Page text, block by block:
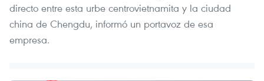
directo entre esta urbe centrovietnamita y la ciudad
china de Chengdu, informó un portavoz de esa
empresa.